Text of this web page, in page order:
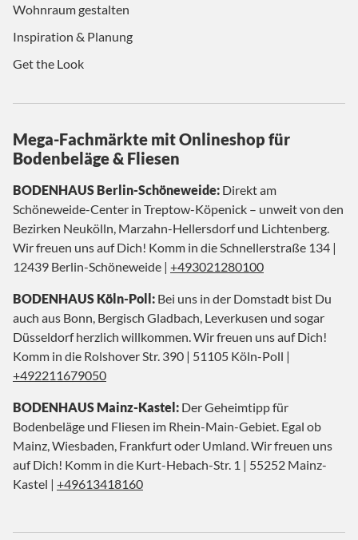
Wohnraum gestalten
Inspiration & Planung
Get the Look
Mega-Fachmärkte mit Onlineshop für
Bodenbeläge & Fliesen
BODENHAUS Berlin-Schöneweide: Direkt am
Schöneweide-Center in Treptow-Köpenick – unweit von den
Bezirken Neukölln, Marzahn-Hellersdorf und Lichtenberg.
Wir freuen uns auf Dich! Komm in die Schnellerstraße 134 |
12439 Berlin-Schöneweide | +493021280100
BODENHAUS Köln-Poll: Bei uns in der Domstadt bist Du
auch aus Bonn, Bergisch Gladbach, Leverkusen und sogar
Düsseldorf herzlich willkommen. Wir freuen uns auf Dich!
Komm in die Rolshover Str. 390 | 51105 Köln-Poll |
+492211679050
BODENHAUS Mainz-Kastel: Der Geheimtipp für
Bodenbeläge und Fliesen im Rhein-Main-Gebiet. Egal ob
Mainz, Wiesbaden, Frankfurt oder Umland. Wir freuen uns
auf Dich! Komm in die Kurt-Hebach-Str. 1 | 55252 Mainz-
Kastel | +49613418160